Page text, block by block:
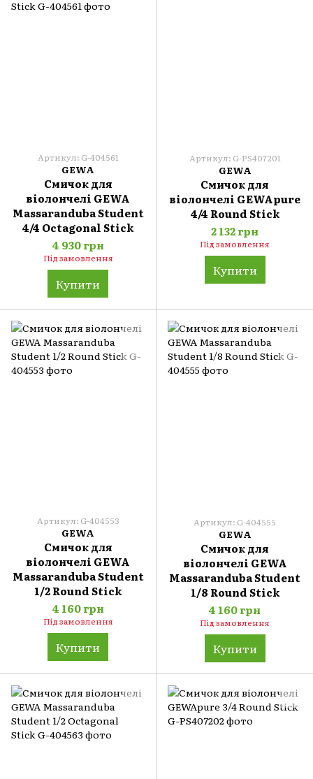
Артикул: G-404561
GEWA
Смичок для
віолончелі GEWA
Massaranduba Student
4/4 Octagonal Stick
4 930 грн
Під замовлення
Купити
Артикул: G-PS407201
GEWA
Смичок для
віолончелі GEWApure
4/4 Round Stick
2 132 грн
Під замовлення
Купити
Артикул: G-404553
GEWA
Смичок для
віолончелі GEWA
Massaranduba Student
1/2 Round Stick
4 160 грн
Під замовлення
Купити
Артикул: G-404555
GEWA
Смичок для
віолончелі GEWA
Massaranduba Student
1/8 Round Stick
4 160 грн
Під замовлення
Купити